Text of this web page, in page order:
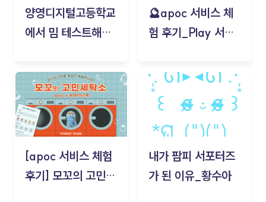
양영디지털고등학교
에서 밈 테스트해보
🔮apoc 서비스 체
험 후기_Play 서비
김태현
[apoc 서비스 체험
후기] 모꼬의 고민세
내가 팜피 서포터즈
가 된 이유_황수아